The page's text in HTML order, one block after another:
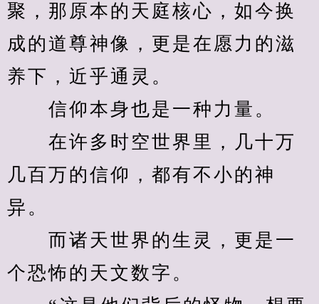
聚，那原本的天庭核心，如今换
成的道尊神像，更是在愿力的滋
养下，近乎通灵。
信仰本身也是一种力量。
在许多时空世界里，几十万
几百万的信仰，都有不小的神
异。
而诸天世界的生灵，更是一
个恐怖的天文数字。